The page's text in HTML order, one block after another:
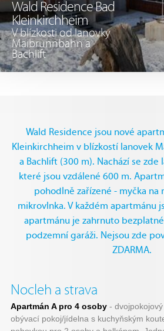
Wald Residence Bad
Kleinkirchheim
V blízkosti od lanovky
Maibrunnbahn a
Bachlift
Wald Residence jsou nové
Kleinkirchheim v blízkostí lanovek
a Bachlift (300 m). Nachází se zde
které jsou vzdálené 600 m.
pohodlně zařízené - myčka na
mikrovlnka. V každém apartmánu
apartmánu je zahrnuto
podzemní garáži. Nejsou zde
ZDARMA.
Nocleh a strava
Apartmán A pro 4 osoby- dvojpokojový
obývací pokoj/jídelna s kuchyňským